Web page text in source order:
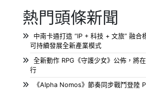
熱門頭條新聞
中南卡通打造 “IP + 科技 + 文旅” 融合
可持續發展全新產業模式
全新動作 RPG《守護少女》公佈，將
行
《Alpha Nomos》節奏同步戰鬥登陸